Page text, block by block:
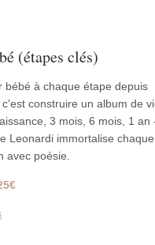
(étapes clés)
bébé à chaque étape depuis
construire un album de
3 mois, 6 mois, 1 an
Leonardi immortalise chaque
avec poésie.